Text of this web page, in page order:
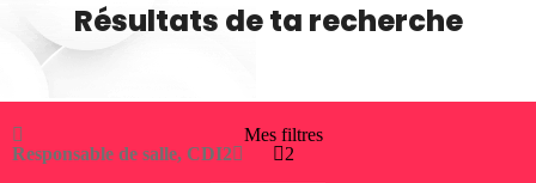
Résultats de ta recherche
Responsable de salle, CDI2
Mes filtres
2